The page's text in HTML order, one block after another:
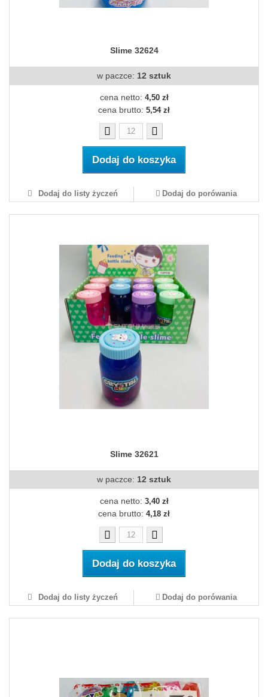
Slime 32624
w paczce: 12 sztuk
cena netto: 4,50 zł
cena brutto: 5,54 zł
Dodaj do koszyka
Dodaj do listy życzeń Dodaj do porówania
Slime 32621
w paczce: 12 sztuk
cena netto: 3,40 zł
cena brutto: 4,18 zł
Dodaj do koszyka
Dodaj do listy życzeń Dodaj do porówania